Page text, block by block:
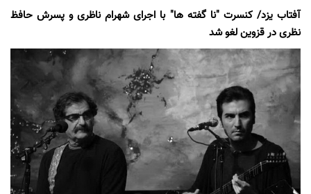
آفتاب یزد/ کنسرت "نا گفته ها" با اجرای شهرام ناظری و پسرش حافظ
نظری در قزوین لغو شد